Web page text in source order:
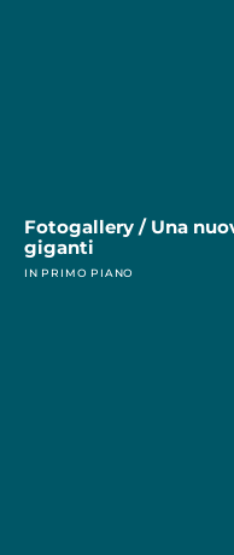
Fotogallery / Una
giganti
IN PRIMO PIANO